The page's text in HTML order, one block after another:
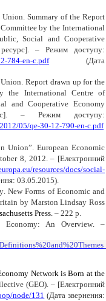
Summary of the Report
by the International
Social and Cooperative
– Режим доступу:
784-en-c.pdf
(Дата
Report drawn up for the
the International Centre of
and Cooperative Economy
– Режим доступу:
05/qe-30-12-790-en-c.pdf
Union”. European Economic
8, 2012.– [Електронний
resources/docs/social-
03.05.2015).
.New Forms of Economic and
by Marston Lindsay Ross
Press. – 222 р.
An Overview. –
%20and%20Themes
Network is Born at the
(GEO).– [Електронний
/node/131 (Дата звернення: